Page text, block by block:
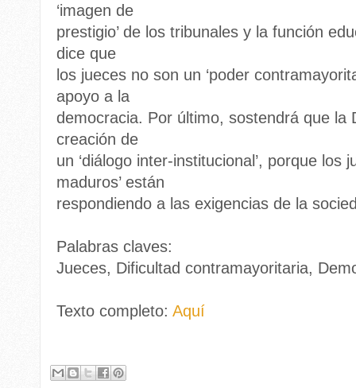
‘imagen de
prestigio’ de los tribunales y la función
dice que
los jueces no son un ‘poder
apoyo a la
democracia. Por último, sostendrá que la
creación de
un ‘diálogo inter-institucional’, porque los
maduros’ están
respondiendo a las exigencias de la
Palabras claves:
Jueces, Dificultad contramayoritaria,
Texto completo: Aquí